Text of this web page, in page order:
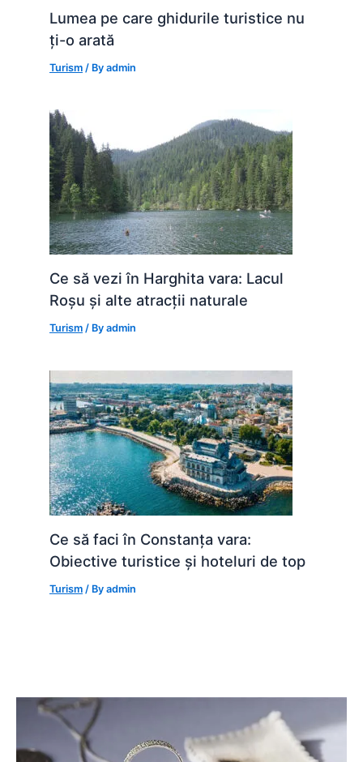
Lumea pe care ghidurile turistice nu
ți-o arată
Turism / Byadmin
Ce să vezi în Harghita vara: Lacul
Roșu și alte atracții naturale
Turism / Byadmin
Ce să faci în Constanța vara:
Obiective turistice și hoteluri de top
Turism / Byadmin